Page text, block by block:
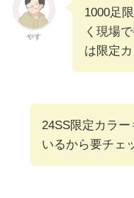
やす
1000足
く現場
は限定
24SS限定カラ
いるから要チェ